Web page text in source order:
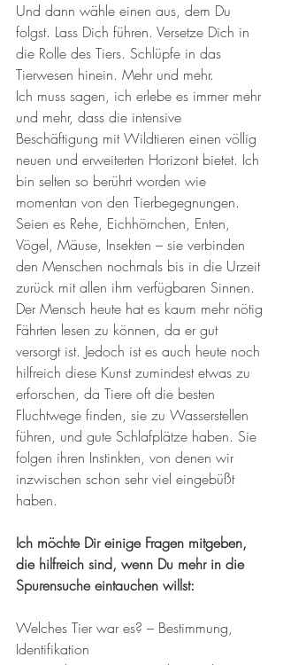
Und dann wähle einen aus, dem Du
folgst. Lass Dich führen. Versetze Dich in
die Rolle des Tiers. Schlüpfe in das
Tierwesen hinein. Mehr und mehr.
Ich muss sagen, ich erlebe es immer mehr
und mehr, dass die intensive
Beschäftigung mit Wildtieren einen völlig
neuen und erweiterten Horizont bietet. Ich
bin selten so berührt worden wie
momentan von den Tierbegegnungen.
Seien es Rehe, Eichhörnchen, Enten,
Vögel, Mäuse, Insekten – sie verbinden
den Menschen nochmals bis in die Urzeit
zurück mit allen ihm verfügbaren Sinnen.
Der Mensch heute hat es kaum mehr nötig
Fährten lesen zu können, da er gut
versorgt ist. Jedoch ist es auch heute noch
hilfreich diese Kunst zumindest etwas zu
erforschen, da Tiere oft die besten
Fluchtwege finden, sie zu Wasserstellen
führen, und gute Schlafplätze haben. Sie
folgen ihren Instinkten, von denen wir
inzwischen schon sehr viel eingebüßt
haben.
Ich möchte Dir einige Fragen mitgeben,
die hilfreich sind, wenn Du mehr in die
Spurensuche eintauchen willst:
Welches Tier war es? – Bestimmung,
Identifikation